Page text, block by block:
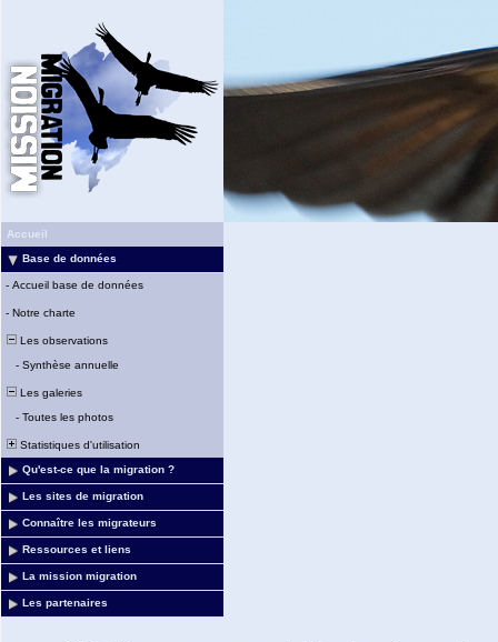
Accueil
Base de données
- Accueil base de données
- Notre charte
Les observations
- Synthèse annuelle
Les galeries
- Toutes les photos
Statistiques d'utilisation
Qu'est-ce que la migration ?
Les sites de migration
Connaître les migrateurs
Ressources et liens
La mission migration
Les partenaires